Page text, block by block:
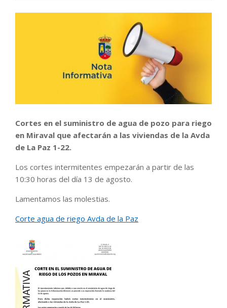
Cortes en el suministro de agua de pozo para riego
en Miraval que afectarán a las viviendas de la Avda
de La Paz 1-22.
Los cortes intermitentes empezarán a partir de las
10:30 horas del día 13 de agosto.
Lamentamos las molestias.
Corte agua de riego Avda de la Paz